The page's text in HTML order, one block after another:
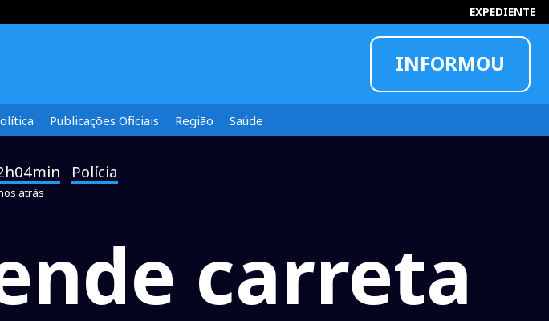
EXPEDIENTE
INFORMOU
Publicações Oficiais Região Saúde
Polícia
atrás
carreta